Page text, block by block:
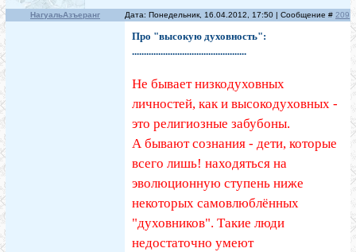
НагуальАзъеранг Дата: Понедельник, 16.04.2012, 17:50 | Сообщение # 209
Про "высокую духовность":
................................................
Не бывает низкодуховных
личностей, как и высокодуховных -
это религиозные забубоны.
А бывают сознания - дети, которые
всего лишь! находяться на
эволюционную ступень ниже
некоторых самовлюблённых
"духовников". Такие люди
недостаточно умеют